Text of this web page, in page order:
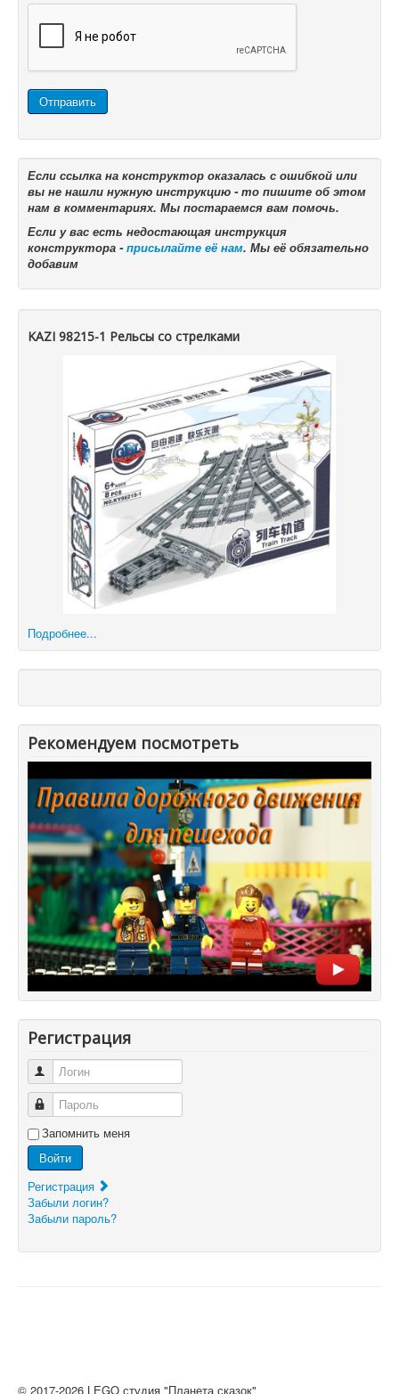
Отправить
Если ссылка на конструктор оказалась с ошибкой или
вы не нашли нужную инструкцию - то пишите об этом
нам в комментариях. Мы постараемся вам помочь.
Если у вас есть недостающая инструкция
конструктора -присылайте её нам. Мы её обязательно
добавим
KAZI 98215-1 Рельсы со стрелками
Подробнее...
Рекомендуем посмотреть
Регистрация
Логин
Пароль
Запомнить меня
Войти
Регистрация
Забыли логин?
Забыли пароль?
© 2017-2026 LEGO студия "Планета сказок"